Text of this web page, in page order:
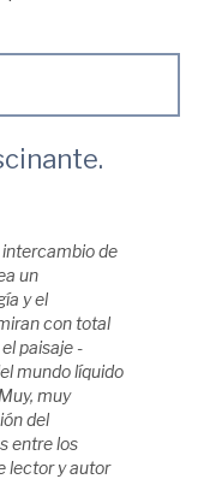
de
un
y el
con total
paisaje -
mundo líquido
muy
del
entre los
lector y autor